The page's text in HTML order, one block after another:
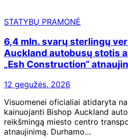
STATYBŲ PRAMONĖ
6,4 mln. svarų sterlingų
Auckland autobusų stotis
„Esh Construction“
12 gegužės, 2026
Visuomenei oficialiai atidaryta
kainuojanti Bishop Auckland
reikšmingą miesto centro
atnaujinimą. Durhamo…